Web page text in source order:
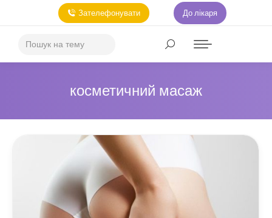
Зателефонувати До лікаря
косметичний масаж